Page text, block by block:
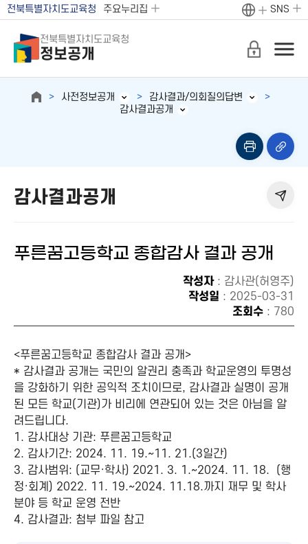
전북특별자치도교육청 주요누리집 SNS
전북특별자치도교육청
정보공개
사전정보공개
감사결과/의회질의답변
감사결과공개
감사결과공개
푸른꿈고등학교 종합감사 결과 공개
작성자: 감사관(허영주)
작성일 : 2025-03-31
조회수 : 780
<푸른꿈고등학교 종합감사 결과 공개>
* 감사결과 공개는 국민의 알권리 충족과 학교운영의 투명성
을 강화하기 위한 공익적 조치이므로, 감사결과 실명이 공개
된 모든 학교(기관)가 비리에 연관되어 있는 것은 아님을 알
려드립니다.
1. 감사대상 기관: 푸른꿈고등학교
2. 감사기간: 2024. 11. 19.~11. 21.(3일간)
3. 감사범위: (교무·학사) 2021. 3. 1.~2024. 11. 18. (행
정·회계) 2022. 11. 19.~2024. 11.18.까지 재무 및 학사
분야 등 학교 운영 전반
4. 감사결과: 첨부 파일 참고